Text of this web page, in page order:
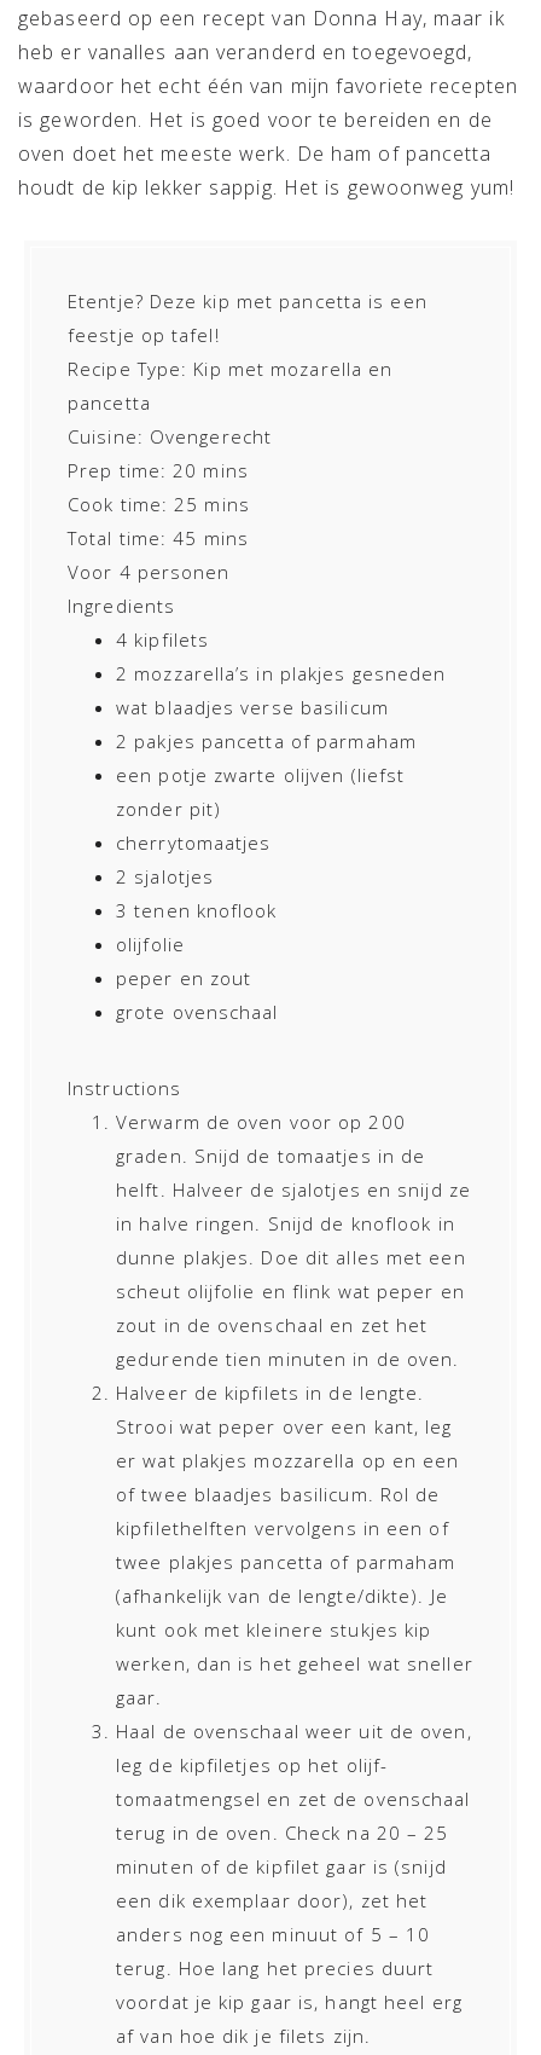
gebaseerd op een recept van Donna Hay, maar ik
heb er vanalles aan veranderd en toegevoegd,
waardoor het echt één van mijn favoriete recepten
is geworden. Het is goed voor te bereiden en de
oven doet het meeste werk. De ham of pancetta
houdt de kip lekker sappig. Het is gewoonweg yum!
Etentje? Deze kip met pancetta is een
feestje op tafel!
Recipe Type: Kip met mozarella en
pancetta
Cuisine: Ovengerecht
Prep time:20 mins
Cook time:25 mins
Total time:45 mins
Voor 4 personen
Ingredients
4 kipfilets
2 mozzarella’s in plakjes gesneden
wat blaadjes verse basilicum
2 pakjes pancetta of parmaham
een potje zwarte olijven (liefst
zonder pit)
cherrytomaatjes
2 sjalotjes
3 tenen knoflook
olijfolie
peper en zout
grote ovenschaal
Instructions
Verwarm de oven voor op 200
graden. Snijd de tomaatjes in de
helft. Halveer de sjalotjes en snijd ze
in halve ringen. Snijd de knoflook in
dunne plakjes. Doe dit alles met een
scheut olijfolie en flink wat peper en
zout in de ovenschaal en zet het
gedurende tien minuten in de oven.
Halveer de kipfilets in de lengte.
Strooi wat peper over een kant, leg
er wat plakjes mozzarella op en een
of twee blaadjes basilicum. Rol de
kipfilethelften vervolgens in een of
twee plakjes pancetta of parmaham
(afhankelijk van de lengte/dikte). Je
kunt ook met kleinere stukjes kip
werken, dan is het geheel wat sneller
gaar.
Haal de ovenschaal weer uit de oven,
leg de kipfiletjes op het olijf-
tomaatmengsel en zet de ovenschaal
terug in de oven. Check na 20 – 25
minuten of de kipfilet gaar is (snijd
een dik exemplaar door), zet het
anders nog een minuut of 5 – 10
terug. Hoe lang het precies duurt
voordat je kip gaar is, hangt heel erg
af van hoe dik je filets zijn.